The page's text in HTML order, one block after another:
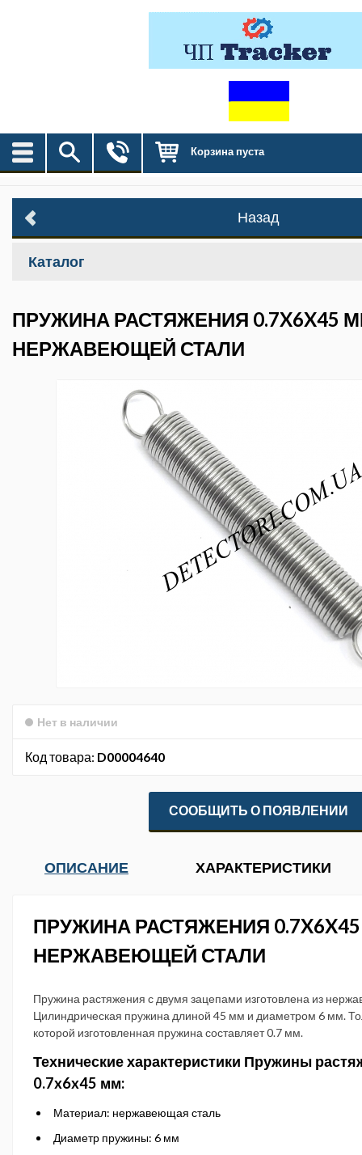
Корзина пуста
Назад
Каталог
ПРУЖИНА РАСТЯЖЕНИЯ 0.7X6X45
НЕРЖАВЕЮЩЕЙ СТАЛИ
Нет в наличии
Код товара: D00004640
СООБЩИТЬ О ПОЯВЛЕНИИ
ОПИСАНИЕ ХАРАКТЕРИСТИКИ
ПРУЖИНА РАСТЯЖЕНИЯ
НЕРЖАВЕЮЩЕЙ СТАЛИ
Пружина растяжения с двумя зацепами изготовлена из
Цилиндрическая пружина длиной 45 мм и диаметром 6 мм.
которой изготовленная пружина составляет 0.7 мм.
Технические характеристики Пружины
0.7x6x45 мм:
Материал: нержавеющая сталь
Диаметр пружины: 6 мм